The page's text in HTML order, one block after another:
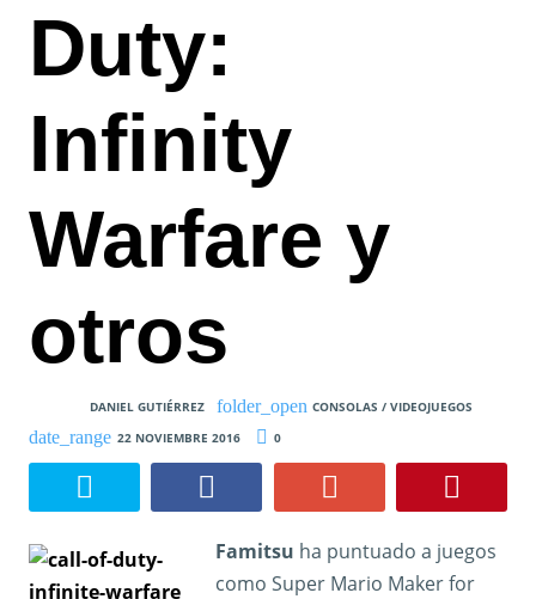
Duty:
Infinity
Warfare y
otros
DANIEL GUTIÉRREZ
CONSOLAS / VIDEOJUEGOS
22 NOVIEMBRE 2016
0
Famitsu ha puntuado a juegos
como Super Mario Maker for